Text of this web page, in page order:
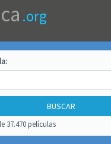
.org
:
37.470 películas